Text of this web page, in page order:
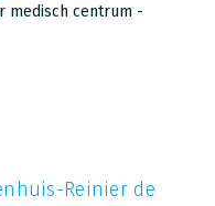
medisch centrum -
Reinier de